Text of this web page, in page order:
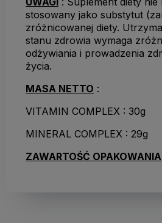
stosowany jako substytut
zróżnicowanej diety.
stanu zdrowia wymaga
odżywiania i prowadzenia
życia.
MASA NETTO :
VITAMIN COMPLEX : 30g
MINERAL COMPLEX : 29g
ZAWARTOŚĆ OPAKOWANIA